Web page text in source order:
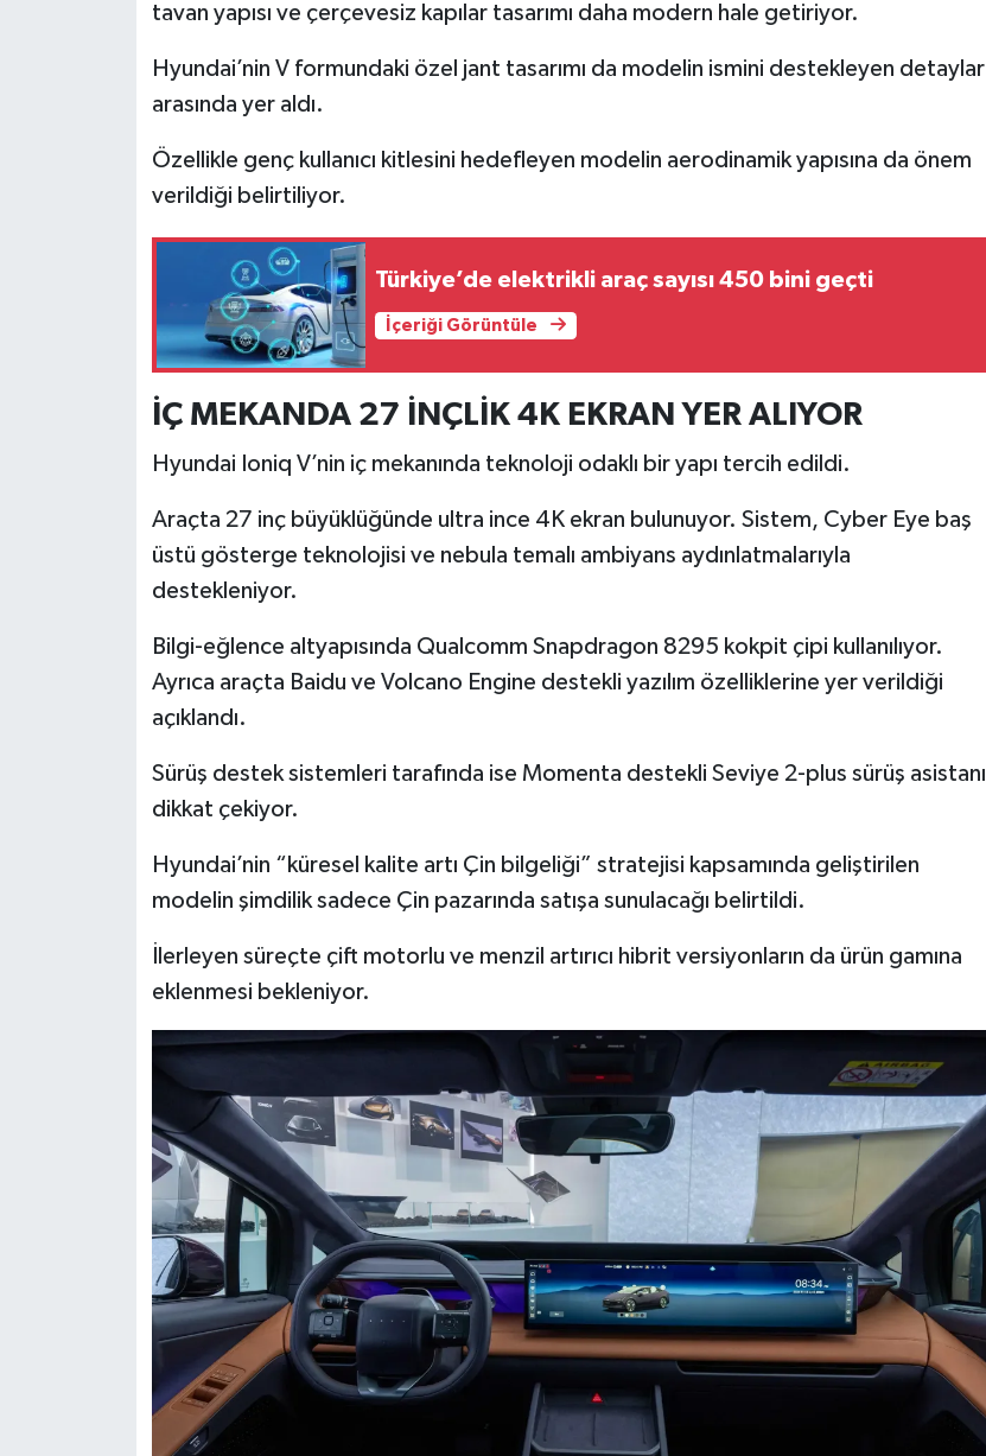
tavan yapısı ve çerçevesiz kapılar tasarımı daha modern hale getiriyor.
Hyundai’nin V formundaki özel jant tasarımı da modelin ismini destekleyen detaylar
arasında yer aldı.
Özellikle genç kullanıcı kitlesini hedefleyen modelin aerodinamik yapısına da önem
verildiği belirtiliyor.
Türkiye’de elektrikli araç sayısı 450 bini geçti
İçeriği Görüntüle
İÇ MEKANDA 27 İNÇLİK 4K EKRAN YER ALIYOR
Hyundai Ioniq V’nin iç mekanında teknoloji odaklı bir yapı tercih edildi.
Araçta 27 inç büyüklüğünde ultra ince 4K ekran bulunuyor. Sistem, Cyber Eye baş
üstü gösterge teknolojisi ve nebula temalı ambiyans aydınlatmalarıyla
destekleniyor.
Bilgi-eğlence altyapısında Qualcomm Snapdragon 8295 kokpit çipi kullanılıyor.
Ayrıca araçta Baidu ve Volcano Engine destekli yazılım özelliklerine yer verildiği
açıklandı.
Sürüş destek sistemleri tarafında ise Momenta destekli Seviye 2-plus sürüş asistanı
dikkat çekiyor.
Hyundai’nin “küresel kalite artı Çin bilgeliği” stratejisi kapsamında geliştirilen
modelin şimdilik sadece Çin pazarında satışa sunulacağı belirtildi.
İlerleyen süreçte çift motorlu ve menzil artırıcı hibrit versiyonların da ürün gamına
eklenmesi bekleniyor.